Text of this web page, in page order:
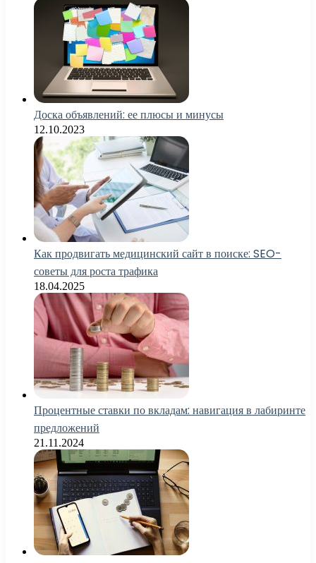
Доска объявлений: ее плюсы и минусы
12.10.2023
Как продвигать медицинский сайт в поиске: SEO-
советы для роста трафика
18.04.2025
Процентные ставки по вкладам: навигация в лабиринте
предложений
21.11.2024